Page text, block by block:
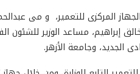
المركزى للتعمير، و مى
إبراهيم، مساعد الوزير
الجديد، وجامعة الأزهر.